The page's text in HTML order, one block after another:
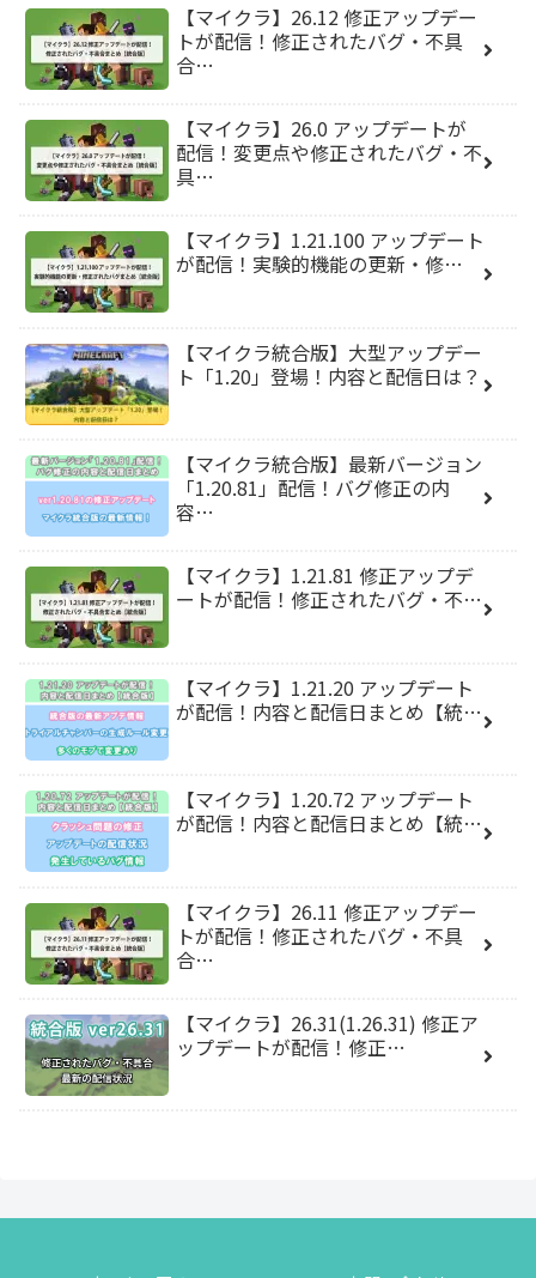
【マイクラ】26.12 修正アップデー
トが配信！修正されたバグ・不具
合…
【マイクラ】26.0 アップデートが
配信！変更点や修正されたバグ・不
具…
【マイクラ】1.21.100 アップデート
が配信！実験的機能の更新・修…
【マイクラ統合版】大型アップデー
ト「1.20」登場！内容と配信日は？
【マイクラ統合版】最新バージョン
「1.20.81」配信！バグ修正の内
容…
【マイクラ】1.21.81 修正アップデ
ートが配信！修正されたバグ・不…
【マイクラ】1.21.20 アップデート
が配信！内容と配信日まとめ【統…
【マイクラ】1.20.72 アップデート
が配信！内容と配信日まとめ【統…
【マイクラ】26.11 修正アップデー
トが配信！修正されたバグ・不具
合…
【マイクラ】26.31(1.26.31) 修正ア
ップデートが配信！修正…